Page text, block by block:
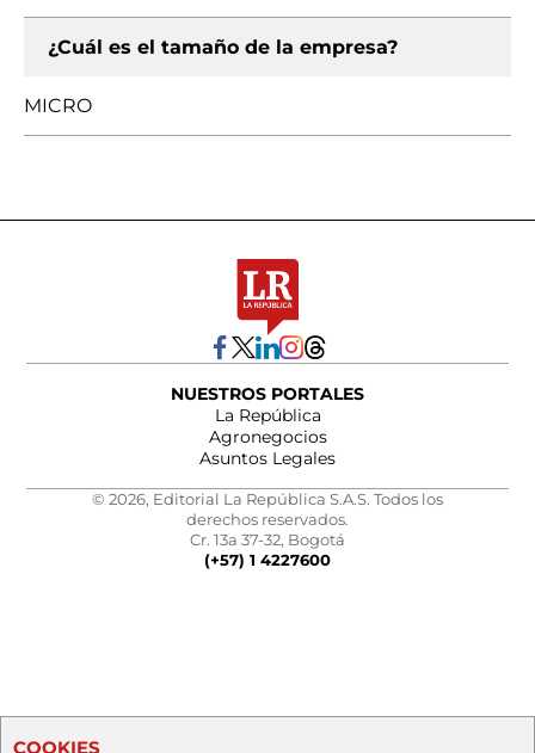
¿Cuál es el tamaño de la empresa?
MICRO
NUESTROS PORTALES
La República
Agronegocios
Asuntos Legales
© 2026, Editorial La República S.A.S. Todos los
derechos reservados.
Cr. 13a 37-32, Bogotá
(+57) 1 4227600
COOKIES